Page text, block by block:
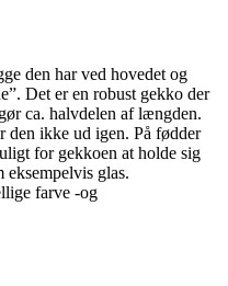
den har ved hovedet og
Det er en robust gekko der
ca. halvdelen af længden.
den ikke ud igen. På fødder
for gekkoen at holde sig
eksempelvis glas.
farve -og